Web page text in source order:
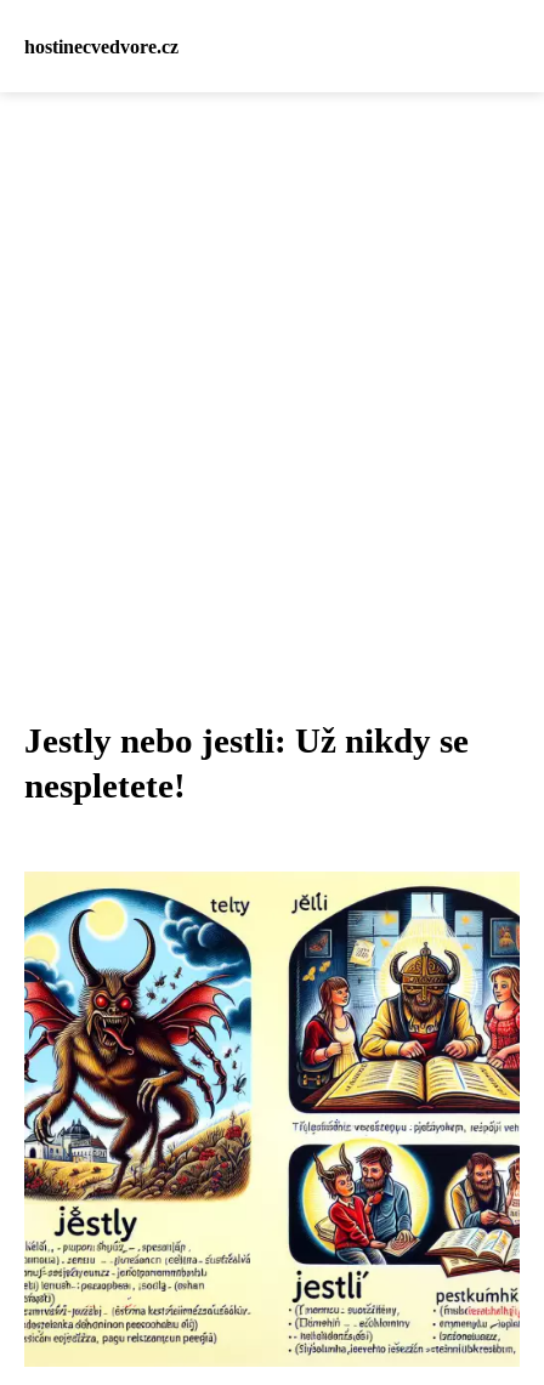
hostinecvedvore.cz
Jestly nebo jestli: Už nikdy se
nespletete!